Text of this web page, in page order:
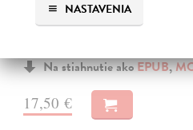
NASTAVENIA
Demmel József| Elektronická kniha
Je Štúrov život viac mýtus, alebo
Na stiahnutie akoEPUB,
17,50 €